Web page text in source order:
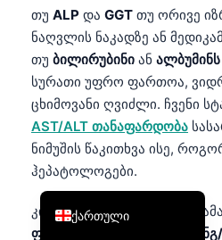
თუ ALP და GGT თუ ორივე
ნაღვლის ნაკადზე ან
თუ ბილირუბინი ან ალბუმინს
სურათი უფრო ფართოა,
ცხიმოვანი ღვიძლი. ჩვენი
AST/ALT თანაფარდობა
ნიმუშის წაკითხვა ისე,
ჰეპატოლოგები.
კიდევ ერთი მზაკვრული
ფერიტინი
200
ქართული
Deutsch
العربية
Français
עִבְרִית
Italiano
Español